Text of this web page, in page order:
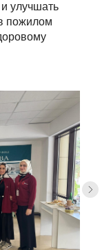
улучшать
пожилом